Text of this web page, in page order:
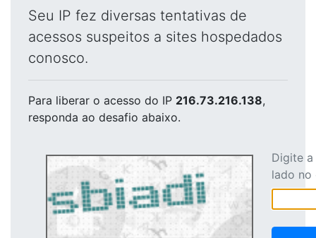
Seu IP fez diversas tentativas de
acessos suspeitos a sites hospedados
conosco.
Para liberar o acesso do IP 216.73.216.138,
responda ao desafio abaixo.
Digite
lado no